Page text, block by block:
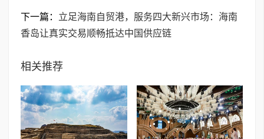
下一篇： 立足海南自贸港，服务四大新兴市场：海南
香岛让真实交易顺畅抵达中国供应链
相关推荐